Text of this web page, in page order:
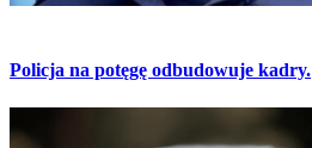
Policja na potęgę odbudowuje kadry.